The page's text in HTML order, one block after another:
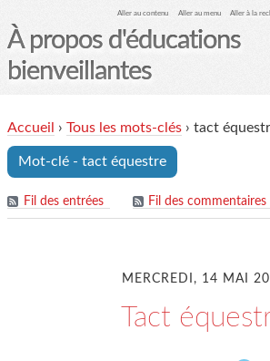
Aller au contenu Aller au menu Aller à la
À propos d'éducations
bienveillantes
Archives
Mon monde du cheval
Accueil › Tous les mots-clés › tact
Mot-clé - tact équestre
Fil des entrées Fil des commentaires
MERCREDI, 14 MAI
Tact